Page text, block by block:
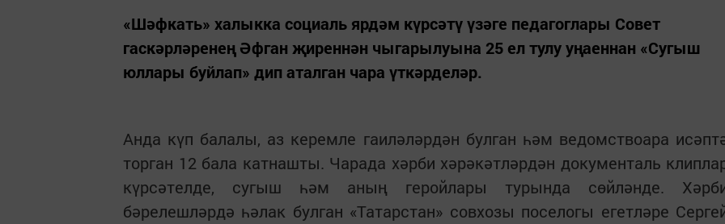
«Шәфкать» халыкка социаль ярдәм күрсәтү үзәге педагоглары Совет
гаскәрләренең Әфган җиреннән чыгарылуына 25 ел тулу уңаеннан «Сугыш
юллары буйлап» дип аталган чара үткәрделәр.
Анда күп балалы, аз керемле гаиләләрдән булган һәм ведомствоара
торган 12 бала катнашты. Чарада хәрби хәрәкәтләрдән документаль
күрсәтелде, сугыш һәм аның геройлары турында сөйләнде.
бәрелешләрдә һәлак булган «Татарстан» совхозы поселогы егетләре